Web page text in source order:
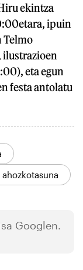
ekintza
ipuin
Telmo
ilustrazioen
eta egun
festa antolatu
Googlen.